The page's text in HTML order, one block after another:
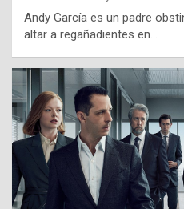
Andy García es un padre
altar a regañadientes en…